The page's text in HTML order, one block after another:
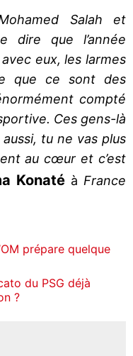
Salah et
dire que l’année
eux, les larmes
que ce sont des
compté
Ces gens-là
tu ne vas plus
au cœur et c’est
Konaté à France
prépare quelque
du PSG déjà
?